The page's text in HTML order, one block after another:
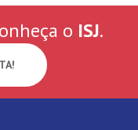
o ISJ.